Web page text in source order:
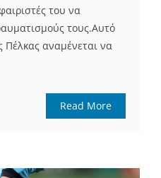
του να
τους.Αυτό
αναμένεται να
Read More